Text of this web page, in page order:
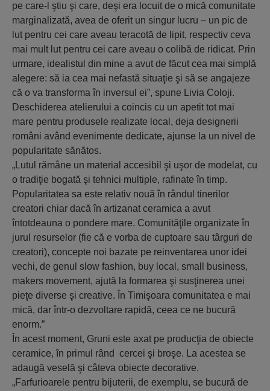
pe care-l ştiu şi care, deşi era locuit de o mică comunitate
marginalizată, avea de oferit un singur lucru – un pic de
lut pentru cei care aveau teracotă de lipit, respectiv ceva
mai mult lut pentru cei care aveau o colibă de ridicat. Prin
urmare, idealistul din mine a avut de făcut cea mai simplă
alegere: să ia cea mai nefastă situaţie şi să se angajeze
că o va transforma în inversul ei”, spune Livia Coloji.
Deschiderea atelierului a coincis cu un apetit tot mai
mare pentru produsele realizate local, deja designerii
români având evenimente dedicate, ajunse la un nivel de
popularitate sănătos.
„Lutul rămâne un material accesibil şi uşor de modelat, cu
o tradiţie bogată şi tehnici multiple, rafinate în timp.
Popularitatea sa este relativ nouă în rândul tinerilor
creatori chiar dacă în artizanat ceramica a avut
întotdeauna o pondere mare. Comunităţile organizate în
jurul resurselor (fie că e vorba de cuptoare sau târguri de
creatori), concepte noi bazate pe reinventarea unor idei
vechi, de genul slow fashion, buy local, small business,
makers movement, ajută la formarea şi susţinerea unei
pieţe diverse şi creative. În Timişoara comunitatea e mai
mică, dar într-o dezvoltare rapidă, ceea ce ne bucură
enorm.”
În acest moment, Gruni este axat pe producţia de obiecte
ceramice, în primul rând cercei şi broşe. La acestea se
adaugă veselă şi câteva obiecte decorative.
„Farfurioarele pentru bijuterii, de exemplu, se bucură de